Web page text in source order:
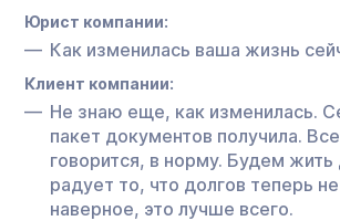
Юрист компании:
Как изменилась ваша жизнь
Клиент компании:
Не знаю еще, как изменилась.
пакет документов получила.
говорится, в норму. Будем
радует то, что долгов теперь
наверное, это лучше всего.